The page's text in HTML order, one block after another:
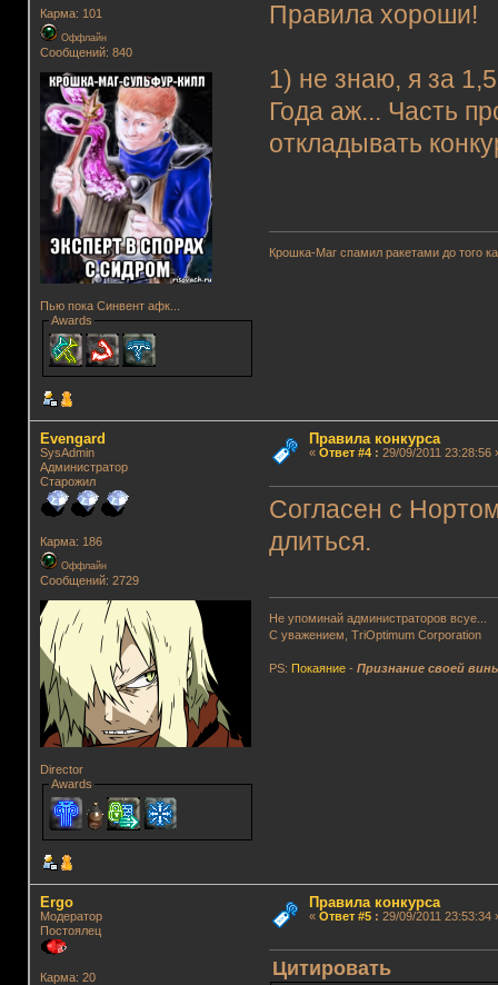
Карма: 101
Оффлайн
Сообщений: 840
Пью пока Синвент афк...
Awards
Правила хороши!
1) не знаю, я за
Года аж... Часть
откладывать
Крошка-Маг спамил ракетами до того
Evengard
SysAdmin
Администратор
Старожил
Карма: 186
Оффлайн
Сообщений: 2729
Director
Awards
Правила конкурса
« Ответ #4: 29/09/2011 23:28:56
Согласен с
длиться.
Не упоминай администраторов всуе...
С уважением, TriOptimum Corporation
PS: Покаяние -Признание своей
Ergo
Модератор
Постоялец
Карма: 20
Правила конкурса
« Ответ #5: 29/09/2011 23:53:34
Цитировать